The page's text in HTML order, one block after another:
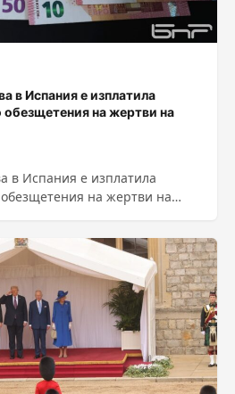
в Испания е изплатила
на жертви на
в Испания е изплатила
на жертви на